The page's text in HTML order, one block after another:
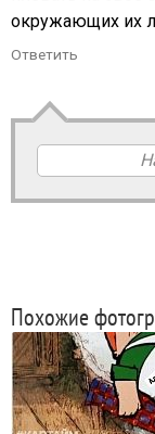
окружающих их
Ответить
Похожие